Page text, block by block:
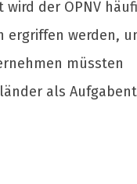
der ÖPNV
ergriffen werden,
müssten
als